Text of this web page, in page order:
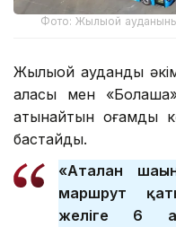
Фото: Жылыой
Жылыой аудандық
қаласы мен
қатынайтын қоғамдық
бастайды.
«Аталған
маршрут
желіге 6